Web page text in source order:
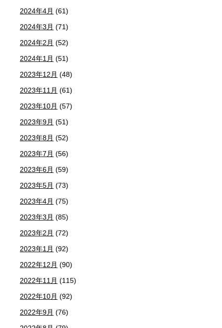
2024年4月 (61)
2024年3月 (71)
2024年2月 (52)
2024年1月 (51)
2023年12月 (48)
2023年11月 (61)
2023年10月 (57)
2023年9月 (51)
2023年8月 (52)
2023年7月 (56)
2023年6月 (59)
2023年5月 (73)
2023年4月 (75)
2023年3月 (85)
2023年2月 (72)
2023年1月 (92)
2022年12月 (90)
2022年11月 (115)
2022年10月 (92)
2022年9月 (76)